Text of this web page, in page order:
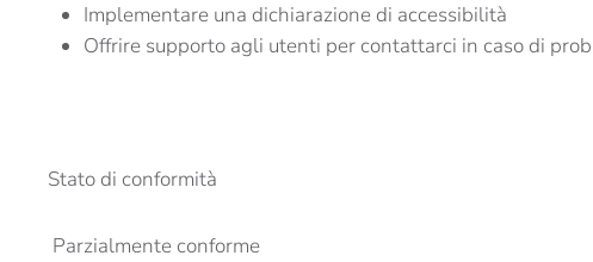
Implementare una dichiarazione di accessibilità
Offrire supporto agli utenti per contattarci in caso di
Stato di conformità
Parzialmente conforme